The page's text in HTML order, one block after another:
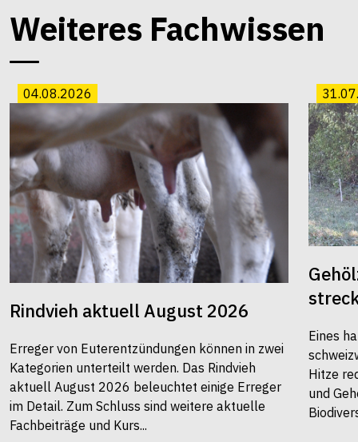
Weiteres Fachwissen
04.08.2026
Rindvieh aktuell August 2026
Erreger von Euterentzündungen können in zwei
Kategorien unterteilt werden. Das Rindvieh
aktuell August 2026 beleuchtet einige Erreger
im Detail. Zum Schluss sind weitere aktuelle
Fachbeiträge und Kurs...
Eines
Hitze
und